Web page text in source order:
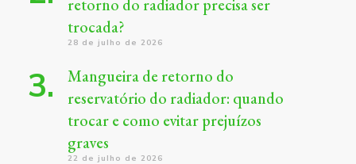
retorno do radiador precisa ser
trocada?
28 de julho de 2026
Mangueira de retorno do
reservatório do radiador: quando
trocar e como evitar prejuízos
graves
22 de julho de 2026